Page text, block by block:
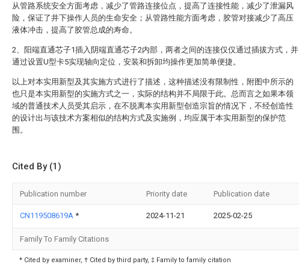
从管路系统安全方面考虑，减少了管路连接位点，提高了连接性能，减少了泄漏风
险，保证了井下操作人员的生命安全；从管路性能方面考虑，胶管对接减少了高压
液体冲击，提高了胶管总成的寿命。
2、阳端直通芯子1插入阴端直通芯子2内部，两者之间的连接仅仅通过插拔方式，并
通过设置U型卡5实现轴向定位，安装和拆卸均操作更加简单便捷。
以上对本实用新型及其实施方式进行了描述，这种描述没有限制性，附图中所示的
也只是本实用新型的实施方式之一，实际的结构并不局限于此。总而言之如果本领
域的普通技术人员受其启示，在不脱离本实用新型创造宗旨的情况下，不经创造性
的设计出与该技术方案相似的结构方式及实施例，均应属于本实用新型的保护范
围。
Cited By (1)
Publication number Priority date Publication date
CN119508619A * 2024-11-21 2025-02-25
Family To Family Citations
* Cited by examiner, † Cited by third party, ‡ Family to family citation